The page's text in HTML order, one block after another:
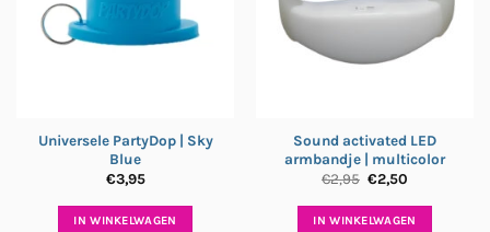
Universele PartyDop | Sky
Blue
€3,95
IN WINKELWAGEN
Sound activated LED
armbandje | multicolor
€2,95 Oorspronkelijke
was:
€2,95.
€2,50
is:
€2,50.
IN WINKELWAGEN